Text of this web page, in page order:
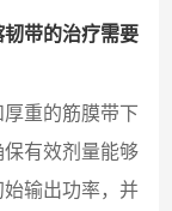
带的治疗需要
重的筋膜带下
有效剂量能够
输出功率，并